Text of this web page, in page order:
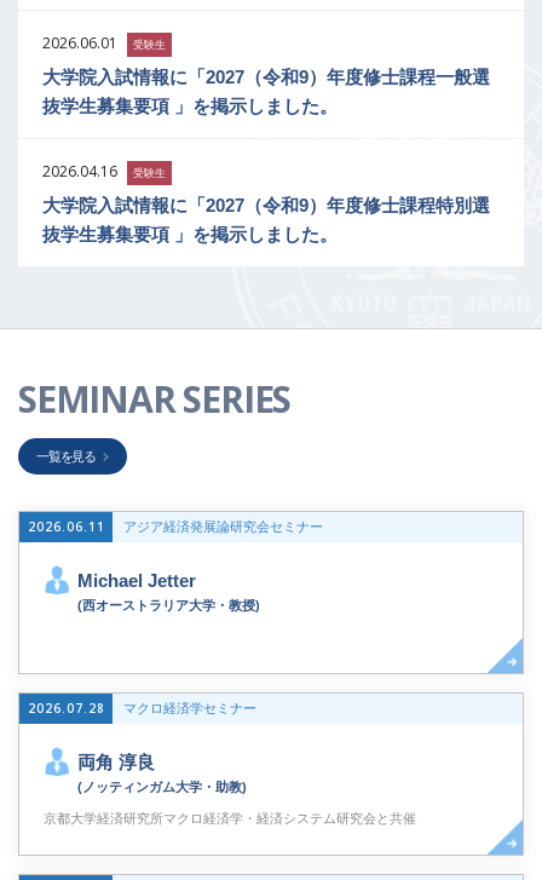
2026.06.01 受験生
大学院入試情報に「2027（令和9）年度修士課程一般選
抜学生募集要項 」を掲示しました。
2026.04.16 受験生
大学院入試情報に「2027（令和9）年度修士課程特別選
抜学生募集要項 」を掲示しました。
SEMINAR SERIES
一覧を見る
2026.06.11 アジア経済発展論研究会セミナー
Michael Jetter
(西オーストラリア大学・教授)
2026.07.28 マクロ経済学セミナー
両角 淳良
(ノッティンガム大学・助教)
京都大学経済研究所マクロ経済学・経済システム研究会と共催